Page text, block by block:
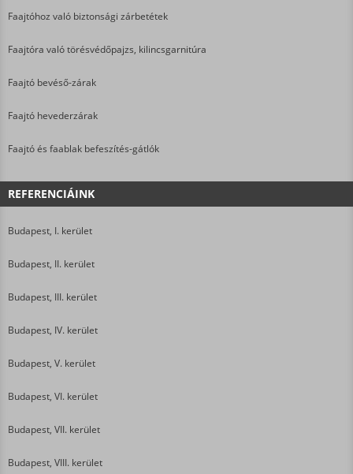
Faajtóhoz való biztonsági zárbetétek
Faajtóra való törésvédőpajzs, kilincsgarnitúra
Faajtó bevéső-zárak
Faajtó hevederzárak
Faajtó és faablak befeszítés-gátlók
REFERENCIÁINK
Budapest, I. kerület
Budapest, II. kerület
Budapest, III. kerület
Budapest, IV. kerület
Budapest, V. kerület
Budapest, VI. kerület
Budapest, VII. kerület
Budapest, VIII. kerület